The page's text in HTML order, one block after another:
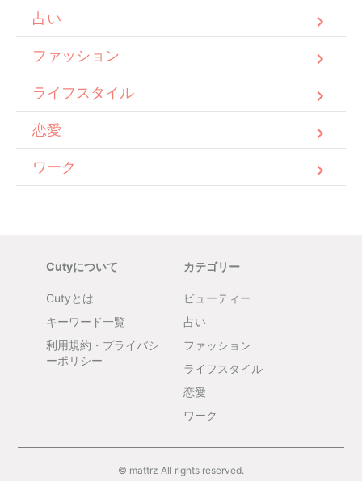
占い
ファッション
ライフスタイル
恋愛
ワーク
Cutyについて
Cutyとは
キーワード一覧
利用規約・プライバシ
ーポリシー
カテゴリー
ビューティー
占い
ファッション
ライフスタイル
恋愛
ワーク
© mattrz All rights reserved.